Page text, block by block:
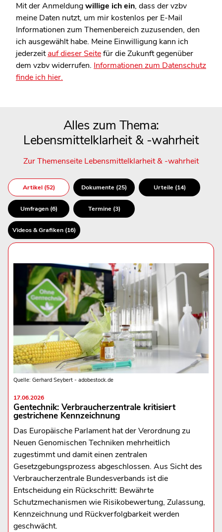
Mit der Anmeldungwillige ich ein, dass der vzbv
meine Daten nutzt, um mir kostenlos per E-Mail
Informationen zum Themenbereich zuzusenden, den
ich ausgewählt habe. Meine Einwilligung kann ich
jederzeitauf dieser Seitefür die Zukunft gegenüber
dem vzbv widerrufen. Informationen zum Datenschutz
finde ich hier.
Alles zum Thema:
Lebensmittelklarheit & -wahrheit
Zur Themenseite Lebensmittelklarheit & -wahrheit
Artikel (52) Dokumente (25) Urteile (14)
Umfragen (6) Termine (3)
Videos & Grafiken (16)
Quelle: Gerhard Seybert - adobestock.de
17.06.2026
Gentechnik: Verbraucherzentrale kritisiert
gestrichene Kennzeichnung
Das Europäische Parlament hat der Verordnung zu
Neuen Genomischen Techniken mehrheitlich
zugestimmt und damit einen zentralen
Gesetzgebungsprozess abgeschlossen. Aus Sicht des
Verbraucherzentrale Bundesverbands ist die
Entscheidung ein Rückschritt: Bewährte
Schutzmechanismen wie Risikobewertung, Zulassung,
Kennzeichnung und Rückverfolgbarkeit werden
geschwächt.